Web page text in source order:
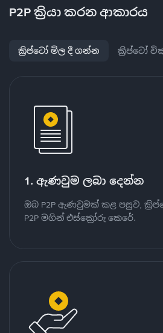
P2P ක්‍රියා කරන ආකාරය
ක්‍රිප්ටෝ මිල දී ගන්න ක්‍රිප්ටෝ
1. ඇණවුම ලබා දෙන්න
ඔබ P2P ඇණවුමක් කළ පසුව,
P2P මගින් එස්ක්‍රෝරු කෙරේ.